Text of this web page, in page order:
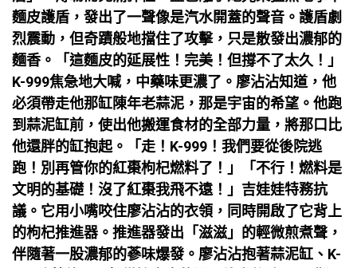
麵皮護盾，發出了一聲像是汽水開蓋的聲音。護盾劇
烈震動，但奇蹟般地擋住了攻擊，只是散發出濃郁的
麵香。「這麵皮的延展性！完美！但撐不了太久！」
K-999焦急地大喊，中藥味更濃了。廖沾沾知道，他
必須帶走他那缸陳年老蒜泥，那是宇宙的希望。他跑
到蒜泥缸前，使出他搬運食材的全部力量，將那口比
他還胖的缸抱起。「走！K-999！我們要從後院逃
跑！別再管你的紅棗枸杞燃料了！」「不行！燃料是
文明的基礎！沒了紅棗我飛不遠！」吉娃娃特務抗
議。它用小嘴咬住廖沾沾的衣領，同時開啟了它背上
的枸杞推進器。推進器發出「滋滋」的輕微煎煮聲，
伴隨著一股濃郁的蔘味爆發。廖沾沾抱著蒜泥缸、K-